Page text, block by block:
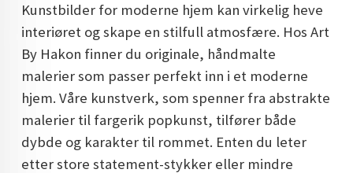
KUNSTNER BLOGG - EN KUNSTNERS DAGBOK
STORE MALERIER TIL STUE
NORSK KUNST
DOPAMIN DECOR NORGE
Kunstbilder for moderne hjem kan virkelig heve
interiøret og skape en stilfull atmosfære. Hos Art
By Hakon finner du originale, håndmalte
malerier som passer perfekt inn i et moderne
hjem. Våre kunstverk, som spenner fra abstrakte
malerier til fargerik popkunst, tilfører både
dybde og karakter til rommet. Enten du leter
etter store statement-stykker eller mindre